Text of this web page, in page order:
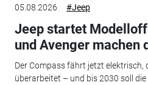
05.08.2026 #Jeep
Jeep startet
und Avenger machen
Der Compass fährt jetzt elektrisch,
überarbeitet – und bis 2030 soll